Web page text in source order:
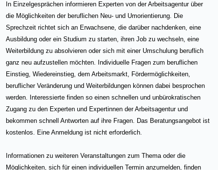
In Einzelgesprächen informieren Experten von der Arbeitsagentur über
die Möglichkeiten der beruflichen Neu- und Umorientierung. Die
Sprechzeit richtet sich an Erwachsene, die darüber nachdenken, eine
Ausbildung oder ein Studium zu starten, ihren Job zu wechseln, eine
Weiterbildung zu absolvieren oder sich mit einer Umschulung beruflich
ganz neu aufzustellen möchten. Individuelle Fragen zum beruflichen
Einstieg, Wiedereinstieg, dem Arbeitsmarkt, Fördermöglichkeiten,
beruflicher Veränderung und Weiterbildungen können dabei besprochen
werden. Interessierte finden so einen schnellen und unbürokratischen
Zugang zu den Experten und Expertinnen der Arbeitsagentur und
bekommen schnell Antworten auf ihre Fragen. Das Beratungsangebot ist
kostenlos. Eine Anmeldung ist nicht erforderlich.
Informationen zu weiteren Veranstaltungen zum Thema oder die
Möglichkeiten, sich für einen individuellen Termin anzumelden, finden